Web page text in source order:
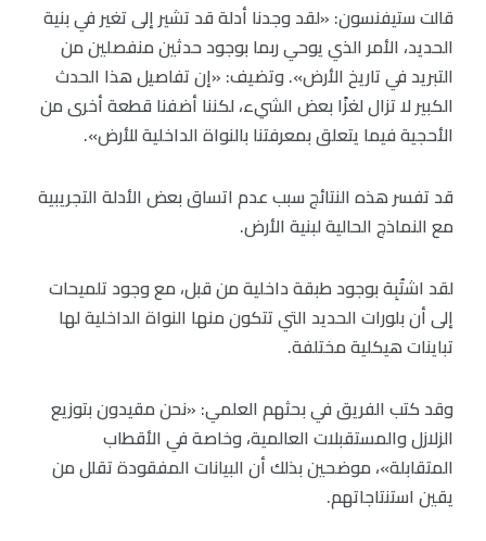
قالت ستيفنسون: «لقد وجدنا أدلة قد تشير إلى تغير في بنية
الحديد، الأمر الذي يوحي ربما بوجود حدثين منفصلين من
التبريد في تاريخ الأرض». وتضيف: «إن تفاصيل هذا الحدث
الكبير لا تزال لغزًا بعض الشيء، لكننا أضفنا قطعة أخرى من
الأحجية فيما يتعلق بمعرفتنا بالنواة الداخلية للأرض».
قد تفسر هذه النتائج سبب عدم اتساق بعض الأدلة التجريبية
مع النماذج الحالية لبنية الأرض.
لقد اشتُبِهَ بوجود طبقة داخلية من قبل، مع وجود تلميحات
إلى أن بلورات الحديد التي تتكون منها النواة الداخلية لها
تباينات هيكلية مختلفة.
وقد كتب الفريق في بحثهم العلمي: «نحن مقيدون بتوزيع
الزلازل والمستقبلات العالمية، وخاصة في الأقطاب
المتقابلة»، موضحين بذلك أن البيانات المفقودة تقلل من
يقين استنتاجاتهم.